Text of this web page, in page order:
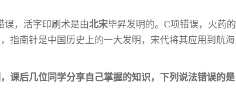
误，活字印刷术是由北宋毕昇发明的。C项错误，火药
指南针是中国历史上的一大发明，宋代将其应用到航海
课后几位同学分享自己掌握的知识，下列说法错误的是